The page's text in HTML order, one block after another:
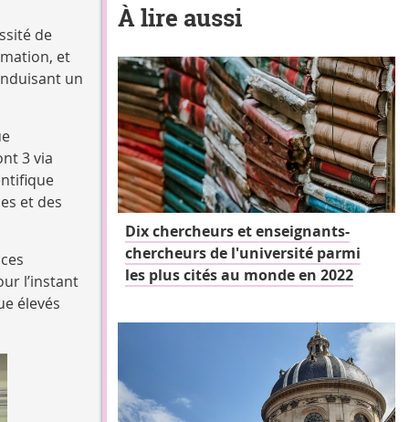
de
et
un
3 via
et des
l’instant
élevés
À lire aussi
Dix chercheurs et enseignants-
chercheurs de l'université parmi
les plus cités au monde en 2022